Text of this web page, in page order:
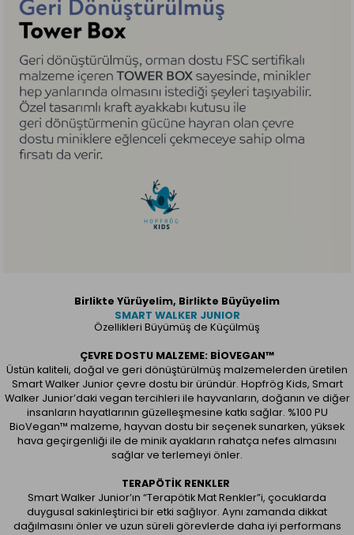
Birlikte Yürüyelim, Birlikte Büyüyelim
SMART WALKER JUNIOR
Özellikleri Büyümüş de Küçülmüş
ÇEVRE DOSTU MALZEME: BIOVEGAN™
Üstün kaliteli, doğal ve geri dönüştürülmüş malzemelerden üretilen
Smart Walker Junior çevre dostu bir üründür. Hopfrög Kids, Smart
Walker Junior’daki vegan tercihleri ile hayvanların, doğanın ve diğer
insanların hayatlarının güzelleşmesine katkı sağlar. %100 PU
BioVegan™ malzeme, hayvan dostu bir seçenek sunarken, yüksek
hava geçirgenliği ile de minik ayakların rahatça nefes almasını
sağlar ve terlemeyi önler.
TERAPÖTIK RENKLER
Smart Walker Junior’ın “Terapötik Mat Renkler”i, çocuklarda
duygusal sakinleştirici bir etki sağlıyor. Aynı zamanda dikkat
dağılmasını önler ve uzun süreli görevlerde daha iyi performans